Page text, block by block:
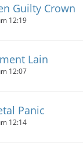
Guilty Crown
12:19
Lain
12:07
Panic
12:14